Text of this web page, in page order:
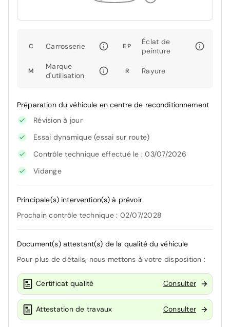
C Carrosserie EP
Éclat de
peinture
M
Marque
d'utilisation
R Rayure
Préparation du véhicule en centre de reconditionnement
Révision à jour
Essai dynamique (essai sur route)
Contrôle technique effectué le : 03/07/2026
Vidange
Principale(s) intervention(s) à prévoir
Prochain contrôle technique : 02/07/2028
Document(s) attestant(s) de la qualité du véhicule
Pour plus de détails, nous mettons à votre disposition :
Certificat qualité Consulter
Attestation de travaux Consulter